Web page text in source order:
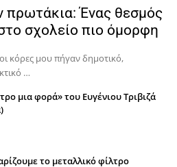
πρωτάκια: Ένας θεσμός
σχολείο πιο όμορφη
κόρες μου πήγαν δημοτικό,
…
μια φορά» του Ευγένιου Τριβιζά
το μεταλλικό φίλτρο